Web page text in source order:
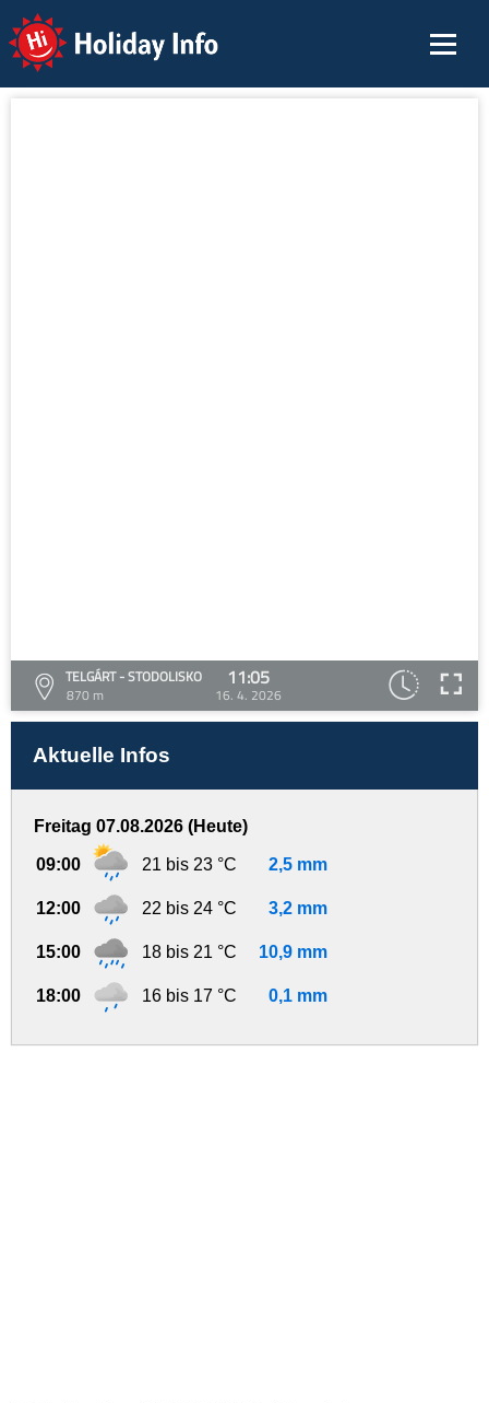
Holiday Info
TELGÁRT - STODOLISKO
870 m
11:05
16. 4. 2026
Aktuelle Infos
Freitag 07.08.2026 (Heute)
09:00 21 bis 23 °C 2,5 mm
12:00 22 bis 24 °C 3,2 mm
15:00 18 bis 21 °C 10,9 mm
18:00 16 bis 17 °C 0,1 mm